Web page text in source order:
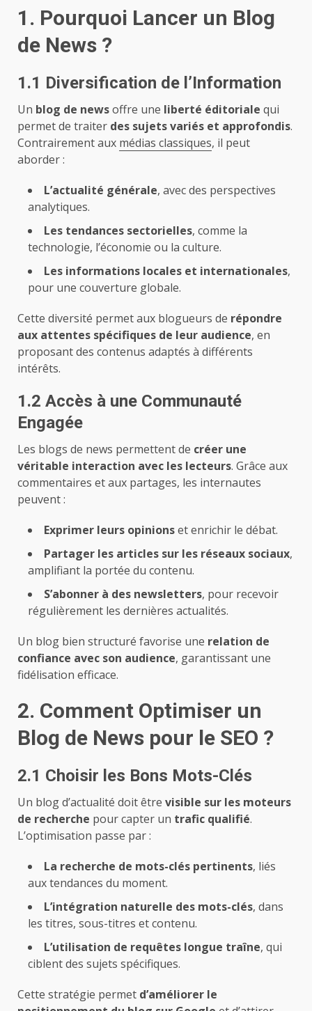
1. Pourquoi Lancer un Blog
de News ?
1.1 Diversification de l’Information
Un blog de newsoffre une liberté éditoriale qui
permet de traiter des sujets variés et approfondis.
Contrairement aux médias classiques, il peut
aborder :
L’actualité générale, avec des perspectives
analytiques.
Les tendances sectorielles, comme la
technologie, l’économie ou la culture.
Les informations locales et internationales,
pour une couverture globale.
Cette diversité permet aux blogueurs de répondre
aux attentes spécifiques de leur audience, en
proposant des contenus adaptés à différents
intérêts.
1.2 Accès à une Communauté
Engagée
Les blogs de news permettent de créer une
véritable interaction avec les lecteurs. Grâce aux
commentaires et aux partages, les internautes
peuvent :
Exprimer leurs opinionset enrichir le débat.
Partager les articles sur les réseaux sociaux,
amplifiant la portée du contenu.
S’abonner à des newsletters, pour recevoir
régulièrement les dernières actualités.
Un blog bien structuré favorise une relation de
confiance avec son audience, garantissant une
fidélisation efficace.
2. Comment Optimiser un
Blog de News pour le SEO ?
2.1 Choisir les Bons Mots-Clés
Un blog d’actualité doit être visible sur les moteurs
de recherche pour capter un trafic qualifié.
L’optimisation passe par :
La recherche de mots-clés pertinents, liés
aux tendances du moment.
L’intégration naturelle des mots-clés, dans
les titres, sous-titres et contenu.
L’utilisation de requêtes longue traîne, qui
ciblent des sujets spécifiques.
Cette stratégie permet d’améliorer le